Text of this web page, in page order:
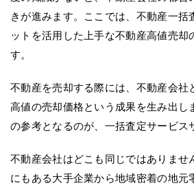
きが進みます。ここでは、不動産一括
ットを活用した上手な不動産高値売却
す。
不動産を売却する際には、不動産会社
高値の売却価格という成果を生み出し
の参考となるのが、一括査定サービス
不動産会社はどこも同じではありませ
にもある大手企業から地域密着の地元